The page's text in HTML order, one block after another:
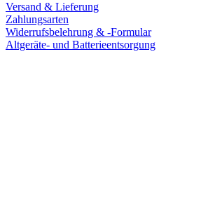
Versand & Lieferung
Zahlungsarten
Widerrufsbelehrung & -Formular
Altgeräte- und Batterieentsorgung